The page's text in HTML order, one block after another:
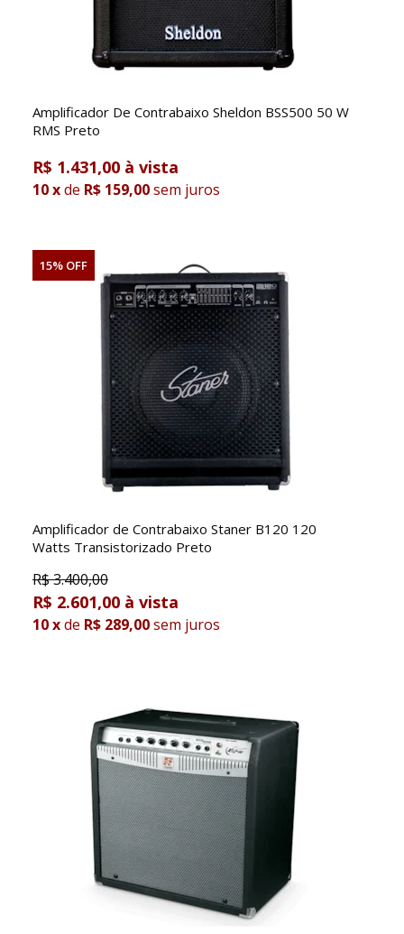
Amplificador De Contrabaixo Sheldon BSS500 50 W
RMS Preto
R$ 1.431,00
10xde R$ 159,00sem juros
15% OFF
Amplificador de Contrabaixo Staner B120 120
Watts Transistorizado Preto
R$3.400,00
R$ 2.601,00
10xde R$ 289,00sem juros